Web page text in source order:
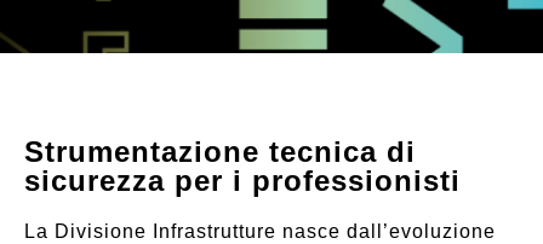
Strumentazione tecnica di
sicurezza per i professionisti
La Divisione Infrastrutture nasce dall’evoluzione